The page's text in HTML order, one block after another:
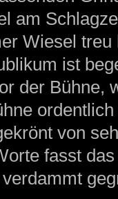
am
Wiesel
ist
der Bühne,
von
fasst